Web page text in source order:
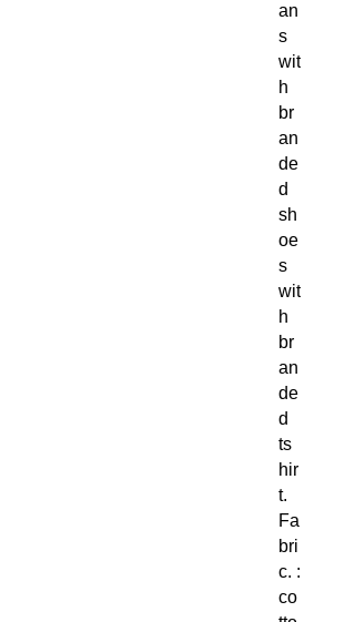
an
s
wit
h
br
an
de
d
sh
oe
s
wit
h
br
an
de
d
ts
hir
t.
Fa
bri
c. :
co